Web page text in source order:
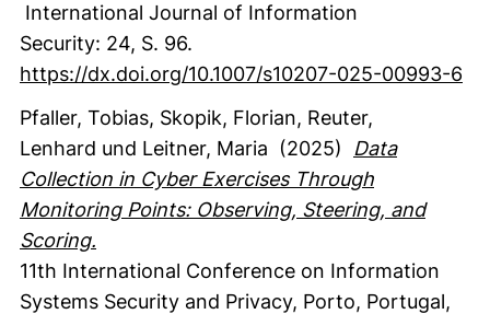
International Journal of Information
Security: 24, S. 96.
https://dx.doi.org/10.1007/s10207-025-00993-6
Pfaller, Tobias, Skopik, Florian, Reuter,
Lenhard und Leitner, Maria (2025)
Data
Collection in Cyber Exercises Through
Monitoring Points: Observing, Steering, and
Scoring.
11th International Conference on Information
Systems Security and Privacy, Porto, Portugal,